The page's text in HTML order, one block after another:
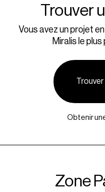
Trouver
Vous avez un projet
Miralis le
Obtenir
Zone